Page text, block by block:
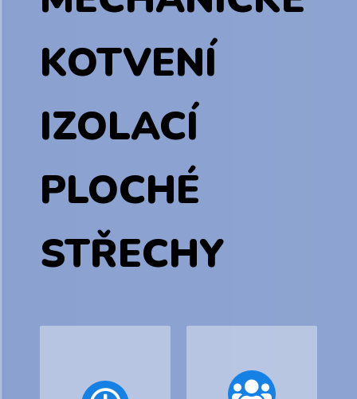
KOTVENÍ
IZOLACÍ
PLOCHÉ
STŘECHY